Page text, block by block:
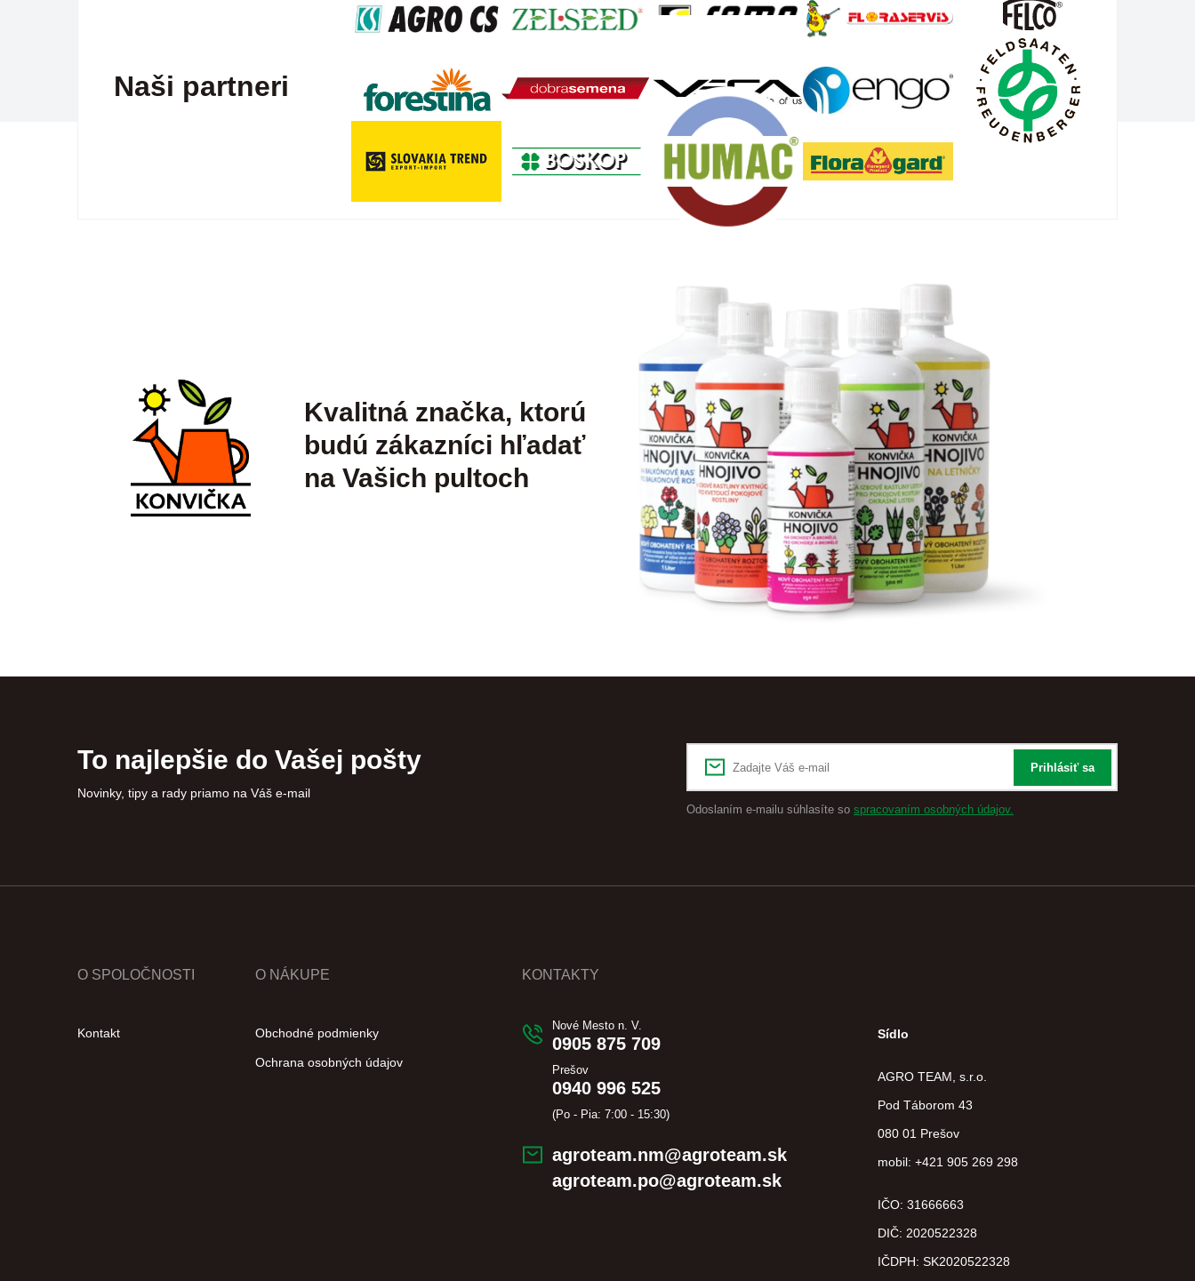
Naši partneri
Kvalitná značka, ktorú
budú zákazníci hľadať
na Vašich pultoch
To najlepšie do Vašej pošty
Novinky, tipy a rady priamo na Váš e-mail
Prihlásiť sa
Odoslaním e-mailu súhlasíte so spracovaním osobných údajov.
O SPOLOČNOSTI
Kontakt
O NÁKUPE
Obchodné podmienky
Ochrana osobných údajov
KONTAKTY
Nové Mesto n. V.
0905 875 709
Prešov
0940 996 525
(Po - Pia: 7:00 - 15:30)
agroteam.nm@agroteam.sk
agroteam.po@agroteam.sk
Sídlo
AGRO TEAM, s.r.o.
Pod Táborom 43
080 01 Prešov
mobil: +421 905 269 298
IČO: 31666663
DIČ: 2020522328
IČDPH: SK2020522328